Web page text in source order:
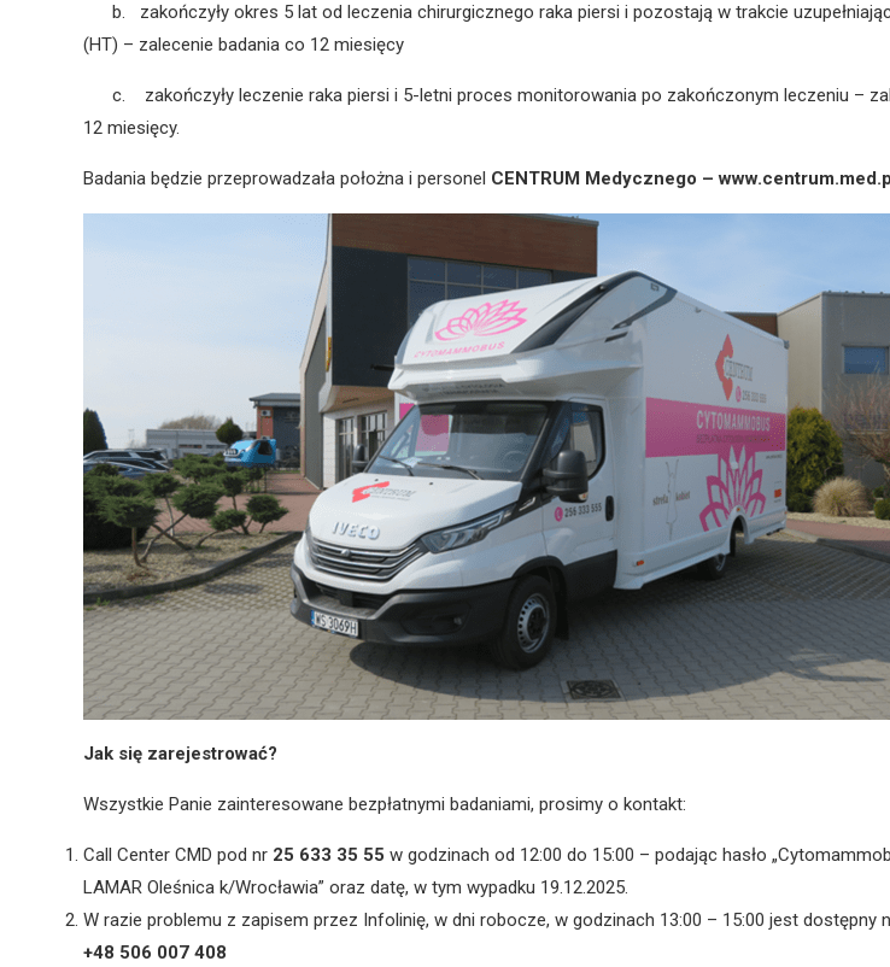
b. zakończyły okres 5 lat od leczenia chirurgicznego raka piersi i pozostają w trakcie
(HT) – zalecenie badania co 12 miesięcy
c. zakończyły leczenie raka piersi i 5-letni proces monitorowania po zakończonym leczeniu –
12 miesięcy.
Badania będzie przeprowadzała położna i personel CENTRUM Medycznego – www.centrum.med.pl
Jak się zarejestrować?
Wszystkie Panie zainteresowane bezpłatnymi badaniami, prosimy o kontakt:
Call Center CMD pod nr 25 633 35 55 w godzinach od 12:00 do 15:00 – podając hasło
LAMAR Oleśnica k/Wrocławia” oraz datę, w tym wypadku 19.12.2025.
W razie problemu z zapisem przez Infolinię, w dni robocze, w godzinach 13:00 – 15:00 jest dostępny
+48 506 007 408